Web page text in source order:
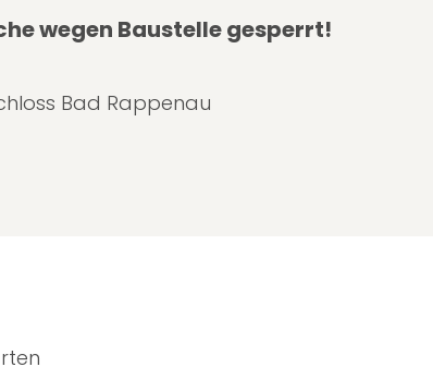
wegen Baustelle gesperrt!
Bad Rappenau